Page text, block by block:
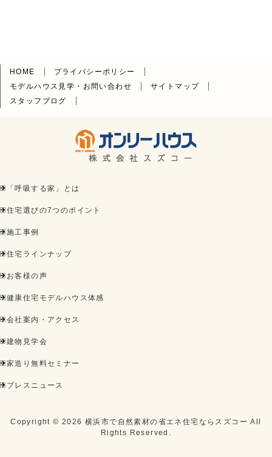
HOME
プライバシーポリシー
モデルハウス見学・お問い合わせ
サイトマップ
スタッフブログ
「呼吸する家」とは
住宅選びの7つのポイント
施工事例
住宅ラインナップ
お客様の声
健康住宅モデルハウス体感
会社案内・アクセス
建物見学会
家造り無料セミナー
プレスニュース
Copyright ©2026横浜市で自然素材の省エネ住宅ならスズコー All
Rights Reserved.